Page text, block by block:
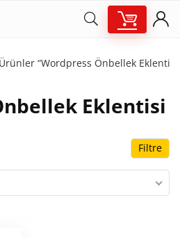
Ürünler “Wordpress Önbellek
Eklentisi
Filtre